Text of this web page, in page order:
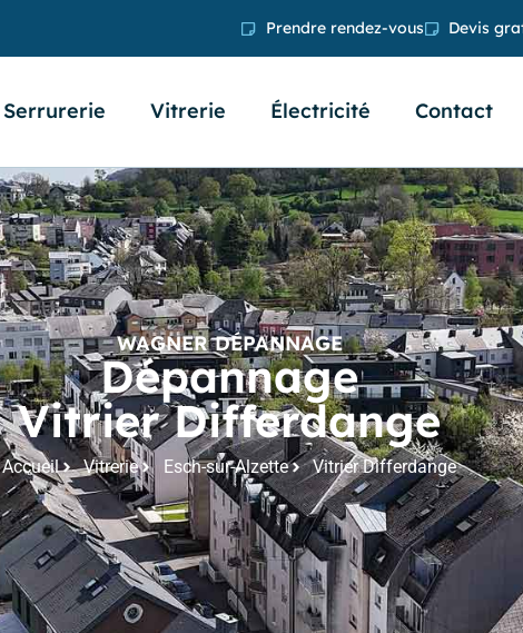
Prendre rendez-vous Devis
Serrurerie Vitrerie Électricité Contact
WAGNER DÉPANNAGE
Dépannage
Vitrier Differdange
Accueil Vitrerie Esch-sur-Alzette Vitrier Differdange